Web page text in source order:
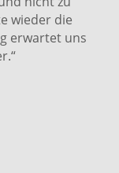
wieder die
erwartet uns